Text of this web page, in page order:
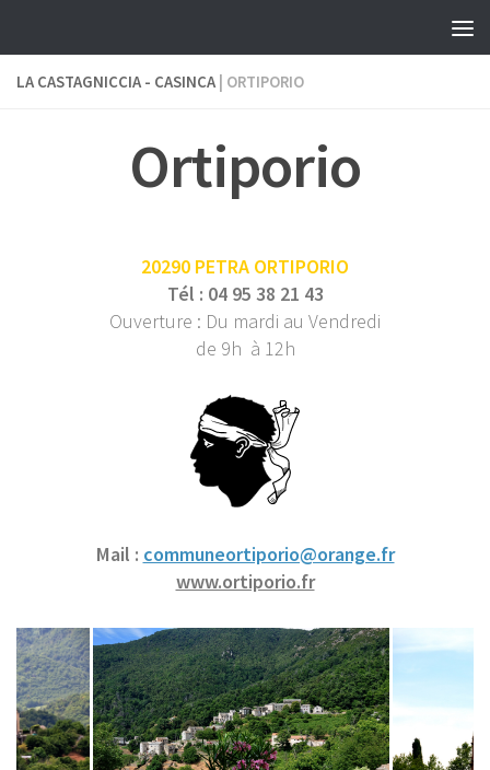
LA CASTAGNICCIA - CASINCA | ORTIPORIO
Ortiporio
20290 PETRA ORTIPORIO
Tél : 04 95 38 21 43
Ouverture : Du mardi au Vendredi
de 9h à 12h
Mail : communeortiporio@orange.fr
www.ortiporio.fr